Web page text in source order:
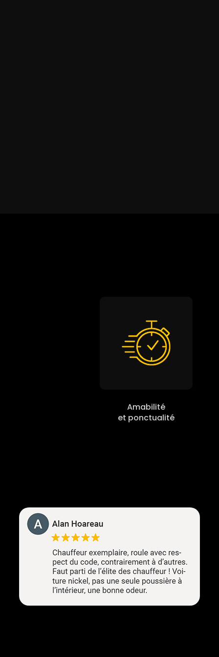
Amabilité
et ponctualité